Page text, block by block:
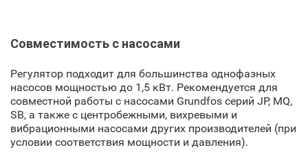
Совместимость с насосами
Регулятор подходит для большинства однофазных
насосов мощностью до 1,5 кВт. Рекомендуется для
совместной работы с насосами Grundfos серий JP, MQ,
SB, а также с центробежными, вихревыми и
вибрационными насосами других производителей (при
условии соответствия мощности и давления).